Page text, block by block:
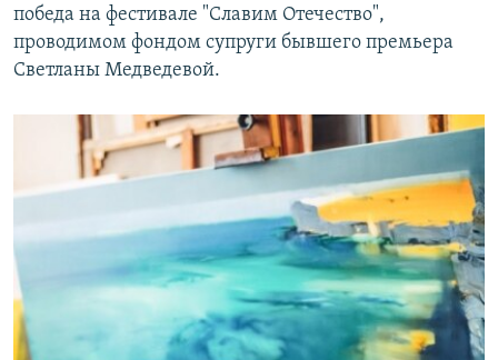
победа на фестивале "Славим Отечество",
проводимом фондом супруги бывшего премьера
Светланы Медведевой.